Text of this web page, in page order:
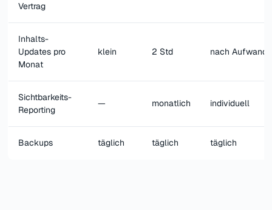
Vertrag
Inhalts-
Updates pro
Monat
klein 2 Std nach Aufwand
Sichtbarkeits-
Reporting
— monatlich individuell
Backups täglich täglich täglich